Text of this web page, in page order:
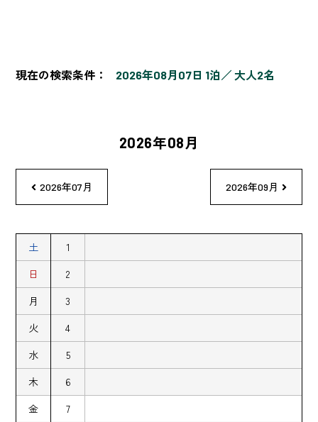
現在の検索条件： 2026年08月07日 1泊 大人2名
2026年07月
2026年08月
2026年09月
土
1
日
2
月
3
火
4
水
5
木
6
金
7